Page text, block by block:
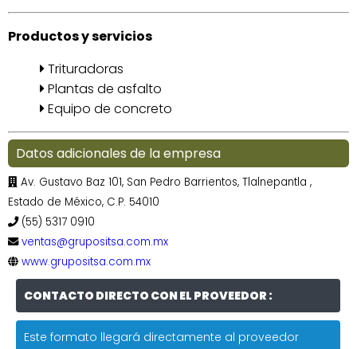
Productos y servicios
Trituradoras
Plantas de asfalto
Equipo de concreto
Datos adicionales de la empresa
Av. Gustavo Baz 101, San Pedro Barrientos, Tlalnepantla ,
Estado de México, C.P. 54010
(55) 5317 0910
ventas@grupositsa.com.mx
www.grupositsa.com.mx
CONTACTO DIRECTO CON EL PROVEEDOR :
Este formato llegará directamente al proveedor